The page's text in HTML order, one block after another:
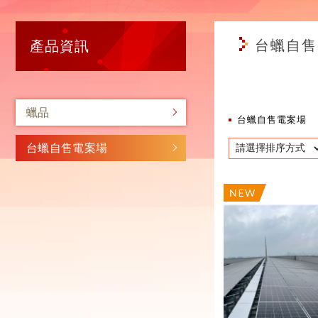
產品資訊
蠟品
台蠟自售電案場
台蠟自
台蠟自售電案場